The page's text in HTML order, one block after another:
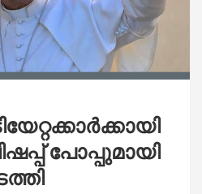
പോപ്പുമായി